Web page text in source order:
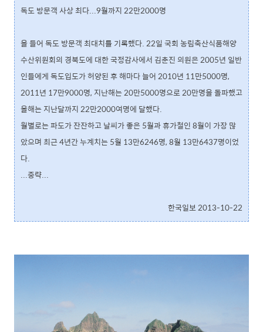
독도 방문객 사상 최다...9월까지 22만2000명
올 들어 독도 방문객 최대치를 기록했다. 22일 국회 농림축산식품해양
수산위원회의 경북도에 대한 국정감사에서 김춘진 의원은 2005년 일반
인들에게 독도입도가 허양된 후 해마다 늘어 2010년 11만5000명,
2011년 17만9000명, 지난해는 20만5000명으로 20만명을 돌파했고
올해는 지난달까지 22만2000여명에 달했다.
월별로는 파도가 잔잔하고 날씨가 좋은 5월과 휴가철인 8월이 가장 많
았으며 최근 4년간 누계치는 5월 13만6246명, 8월 13만6437명이었
다.
...중략...
한국일보 2013-10-22